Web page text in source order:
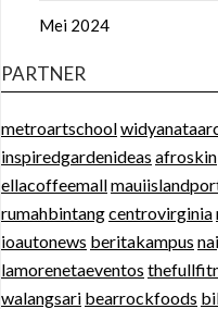
Mei 2024
PARTNER
metroartschool
inspiredgardenideas afroskin
ellacoffeemall
rumahbintangcentrovirginia
ioautonews beritakampus
lamorenetaeventos
walangsari bearrockfoods